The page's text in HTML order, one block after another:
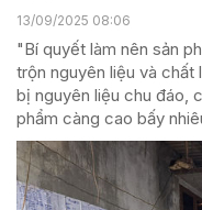
13/09/2025 08:06
"Bí quyết làm nên sản
trộn nguyên liệu và chất
bị nguyên liệu chu đáo,
phẩm càng cao bấy